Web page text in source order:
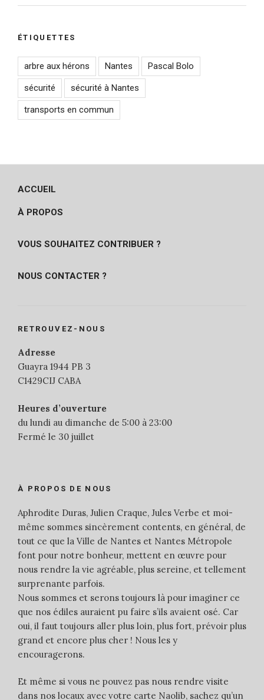
ÉTIQUETTES
arbre aux hérons Nantes Pascal Bolo
sécurité sécurité à Nantes
transports en commun
ACCUEIL
À PROPOS
VOUS SOUHAITEZ CONTRIBUER ?
NOUS CONTACTER ?
RETROUVEZ-NOUS
Adresse
Guayra 1944 PB 3
C1429CIJ CABA
Heures d’ouverture
du lundi au dimanche de 5:00 à 23:00
Fermé le 30 juillet
À PROPOS DE NOUS
Aphrodite Duras, Julien Craque, Jules Verbe et moi-
même sommes sincèrement contents, en général, de
tout ce que la Ville de Nantes et Nantes Métropole
font pour notre bonheur, mettent en œuvre pour
nous rendre la vie agréable, plus sereine, et tellement
surprenante parfois.
Nous sommes et serons toujours là pour imaginer ce
que nos édiles auraient pu faire s’ils avaient osé. Car
oui, il faut toujours aller plus loin, plus fort, prévoir plus
grand et encore plus cher ! Nous les y
encouragerons.
Et même si vous ne pouvez pas nous rendre visite
dans nos locaux avec votre carte Naolib, sachez qu’un